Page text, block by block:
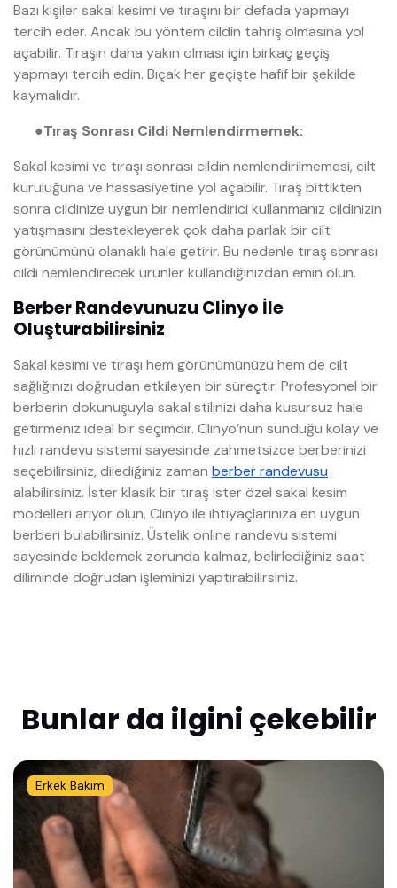
Bazı kişiler sakal kesimi ve tıraşını bir defada yapmayı
tercih eder. Ancak bu yöntem cildin tahriş olmasına yol
açabilir. Tıraşın daha yakın olması için birkaç geçiş
yapmayı tercih edin. Bıçak her geçişte hafif bir şekilde
kaymalıdır.
●Tıraş Sonrası Cildi Nemlendirmemek:
Sakal kesimi ve tıraşı sonrası cildin nemlendirilmemesi, cilt
kuruluğuna ve hassasiyetine yol açabilir. Tıraş bittikten
sonra cildinize uygun bir nemlendirici kullanmanız cildinizin
yatışmasını destekleyerek çok daha parlak bir cilt
görünümünü olanaklı hale getirir. Bu nedenle tıraş sonrası
cildi nemlendirecek ürünler kullandığınızdan emin olun.
Berber Randevunuzu Clinyo İle
Oluşturabilirsiniz
Sakal kesimi ve tıraşı hem görünümünüzü hem de cilt
sağlığınızı doğrudan etkileyen bir süreçtir. Profesyonel bir
berberin dokunuşuyla sakal stilinizi daha kusursuz hale
getirmeniz ideal bir seçimdir. Clinyo’nun sunduğu kolay ve
hızlı randevu sistemi sayesinde zahmetsizce berberinizi
seçebilirsiniz, dilediğiniz zaman berber randevusu
alabilirsiniz. İster klasik bir tıraş ister özel sakal kesim
modelleri arıyor olun, Clinyo ile ihtiyaçlarınıza en uygun
berberi bulabilirsiniz. Üstelik online randevu sistemi
sayesinde beklemek zorunda kalmaz, belirlediğiniz saat
diliminde doğrudan işleminizi yaptırabilirsiniz.
Bunlar da ilgini çekebilir
Erkek Bakım